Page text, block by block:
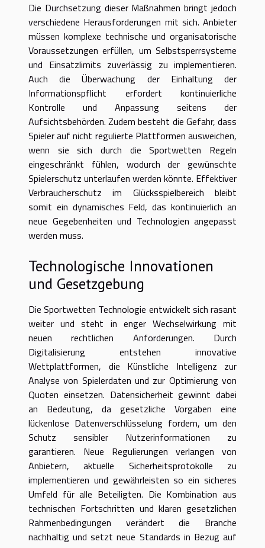
Die Durchsetzung dieser Maßnahmen bringt jedoch
verschiedene Herausforderungen mit sich. Anbieter
müssen komplexe technische und organisatorische
Voraussetzungen erfüllen, um Selbstsperrsysteme
und Einsatzlimits zuverlässig zu implementieren.
Auch die Überwachung der Einhaltung der
Informationspflicht erfordert kontinuierliche
Kontrolle und Anpassung seitens der
Aufsichtsbehörden. Zudem besteht die Gefahr, dass
Spieler auf nicht regulierte Plattformen ausweichen,
wenn sie sich durch die Sportwetten Regeln
eingeschränkt fühlen, wodurch der gewünschte
Spielerschutz unterlaufen werden könnte. Effektiver
Verbraucherschutz im Glücksspielbereich bleibt
somit ein dynamisches Feld, das kontinuierlich an
neue Gegebenheiten und Technologien angepasst
werden muss.
Technologische Innovationen
und Gesetzgebung
Die Sportwetten Technologie entwickelt sich rasant
weiter und steht in enger Wechselwirkung mit
neuen rechtlichen Anforderungen. Durch
Digitalisierung entstehen innovative
Wettplattformen, die Künstliche Intelligenz zur
Analyse von Spielerdaten und zur Optimierung von
Quoten einsetzen. Datensicherheit gewinnt dabei
an Bedeutung, da gesetzliche Vorgaben eine
lückenlose Datenverschlüsselung fordern, um den
Schutz sensibler Nutzerinformationen zu
garantieren. Neue Regulierungen verlangen von
Anbietern, aktuelle Sicherheitsprotokolle zu
implementieren und gewährleisten so ein sicheres
Umfeld für alle Beteiligten. Die Kombination aus
technischen Fortschritten und klaren gesetzlichen
Rahmenbedingungen verändert die Branche
nachhaltig und setzt neue Standards in Bezug auf